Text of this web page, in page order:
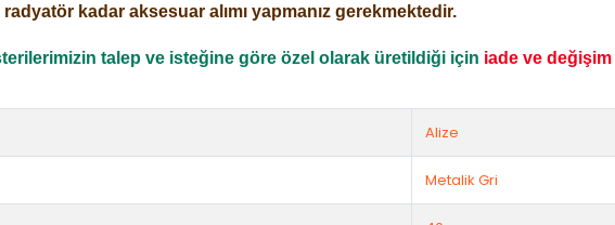
radyatör kadar aksesuar alımı yapmanız gerekmektedir.
talep ve isteğine göre özel olarak üretildiği için iade ve değişim
Alize
Metalik Gri